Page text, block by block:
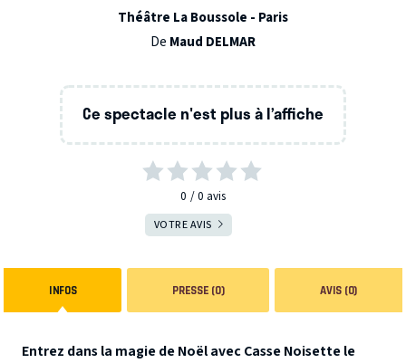
Théâtre La Boussole - Paris
De Maud DELMAR
Ce spectacle n'est plus à l’affiche
0 0 avis
VOTRE AVIS
INFOS PRESSE (0) AVIS (0)
Entrez dans la magie de Noël avec Casse Noisette le